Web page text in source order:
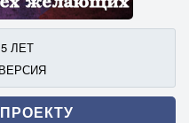
ЛЕТ